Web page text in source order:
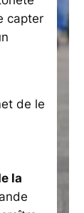
capter
de le
la